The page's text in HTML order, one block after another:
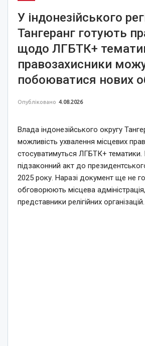
У індонезійського
Тангеранг готують
щодо ЛГБТК+
правозахисники
побоюватися нових
Опубліковано 4.08.2026
Влада індонезійського округу
можливість ухвалення місцевих
стосуватимуться ЛГБТК+
підзаконний акт до
2025 року. Наразі документ ще не
обговорюють місцева
представники релігійних організацій.